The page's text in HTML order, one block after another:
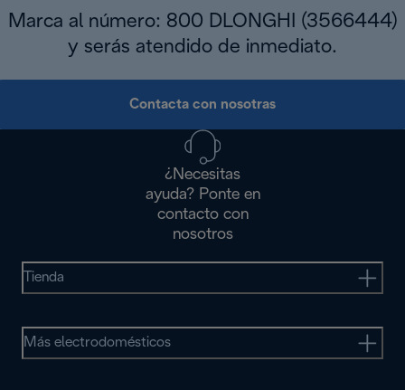
Marca al número: 800 DLONGHI (3566444)
y serás atendido de inmediato.
Contacta con nosotras
¿Necesitas
ayuda? Ponte en
contacto con
nosotros
Tienda
Más electrodomésticos